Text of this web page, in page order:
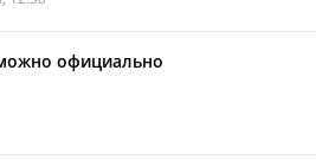
официально